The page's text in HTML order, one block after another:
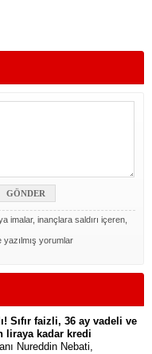
imalar, inançlara saldırı içeren,
yorumlar
Sıfır faizli, 36 ay vadeli ve
liraya kadar kredi
Nureddin Nebati,